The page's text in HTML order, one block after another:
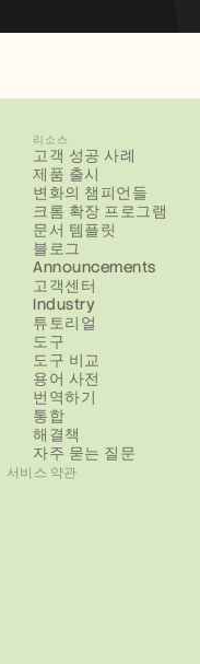
리소스
고객 성공 사례
제품 출시
변화의 챔피언들
크롬 확장 프로그램
문서 템플릿
블로그
Announcements
고객센터
Industry
튜토리얼
도구
도구 비교
용어 사전
번역하기
통합
해결책
자주 묻는 질문
서비스 약관